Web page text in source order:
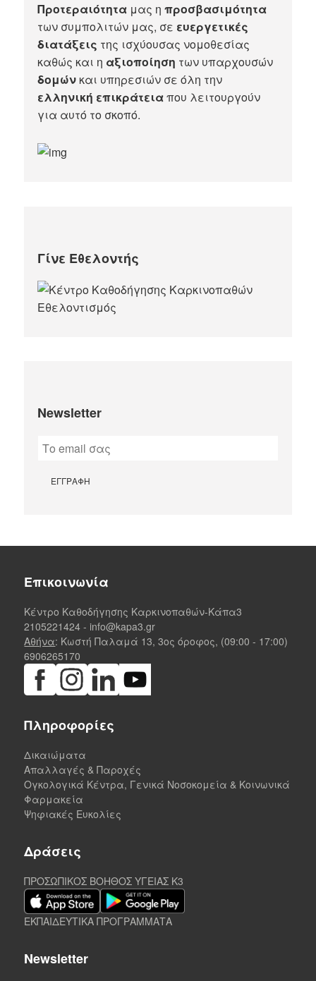
Προτεραιότητα μας ηπροσβασιμότητα
των συμπολιτών μας, σε ευεργετικές
διατάξεις της ισχύουσας νομοθεσίας
καθώς και η αξιοποίηση των υπαρχουσών
δομών και υπηρεσιών σε όλη την
ελληνική επικράτειαπου λειτουργούν
για αυτό το σκοπό.​
Γίνε Εθελοντής
Newsletter
Επικοινωνία
Κέντρο Καθοδήγησης Καρκινοπαθών-Κάπα3
2105221424 - info@kapa3.gr
Αθήνα: Κωστή Παλαμά 13, 3ος όροφος, (09:00 - 17:00)
6906265170
Πληροφορίες
Δικαιώματα
Απαλλαγές & Παροχές
Ογκολογικά Κέντρα, Γενικά Νοσοκομεία & Κοινωνικά
Φαρμακεία
Ψηφιακές Ευκολίες
Δράσεις
ΠΡΟΣΩΠΙΚΟΣ ΒΟΗΘΟΣ ΥΓΕΙΑΣ K3
ΕΚΠΑΙΔΕΥΤΙΚΑ ΠΡΟΓΡΑΜΜΑΤΑ
Newsletter